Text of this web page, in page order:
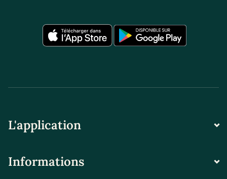
L'application
Informations